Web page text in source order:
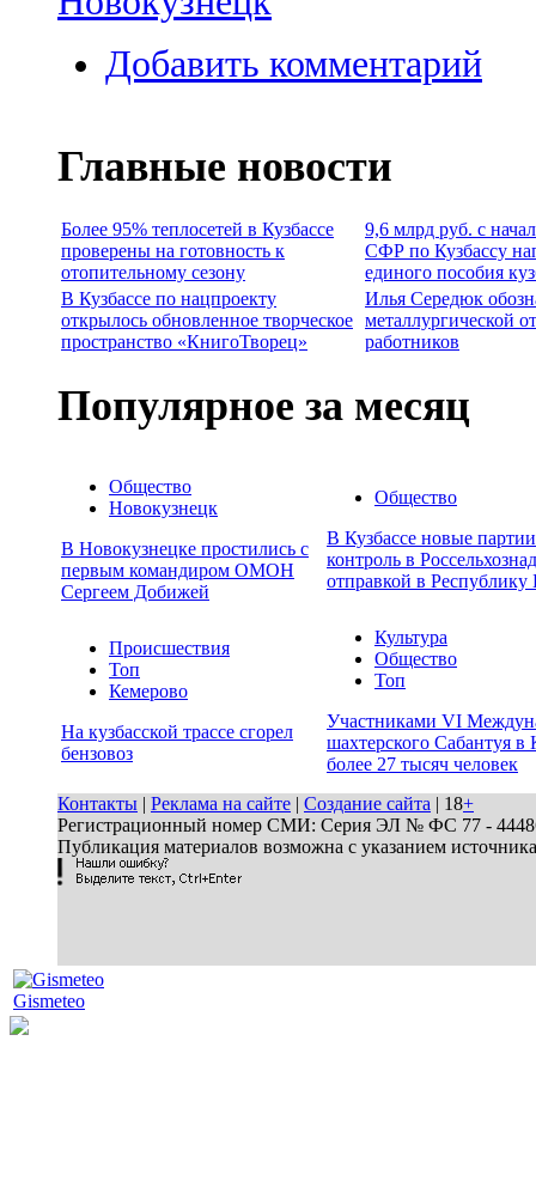
Добавить комментарий
Главные новости
Более 95% теплосетей в Кузбассе
проверены на готовность к
отопительному сезону
9,6 млрд руб. с
СФР по Кузбассу
единого пособия
В Кузбассе по нацпроекту
открылось обновленное творческое
пространство «КнигоТворец»
Илья Середюк
металлургической
работников
Популярное за месяц
Общество
Новокузнецк
В Новокузнецке простились с
первым командиром ОМОН
Сергеем Добижей
Общество
В Кузбассе новые
контроль в
отправкой в Республику
Происшествия
Топ
Кемерово
На кузбасской трассе сгорел
бензовоз
Культура
Общество
Топ
Участниками VI
шахтерского Сабантуя в
более 27 тысяч человек
Контакты | Реклама на сайте | Создание сайта | 18+
Регистрационный номер СМИ: Серия ЭЛ № ФС 77 - 44486
Публикация материалов возможна с указанием
Gismeteo